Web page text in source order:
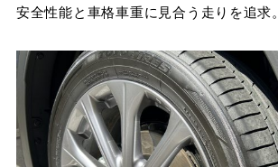
安全性能と車格車重に見合う走りを追求。